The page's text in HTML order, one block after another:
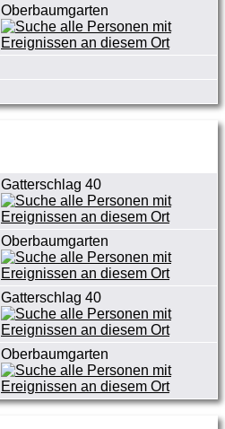
Oberbaumgarten
Gatterschlag 40
Oberbaumgarten
Gatterschlag 40
Oberbaumgarten